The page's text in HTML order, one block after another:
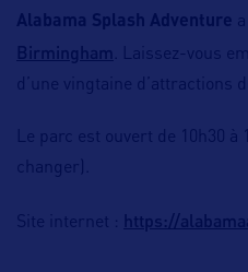
Alabama Splash Adventure
Birmingham
. Laissez-vous
d’une vingtaine d’attractions
Le parc est ouvert de 10h30
changer).
Site internet : https://